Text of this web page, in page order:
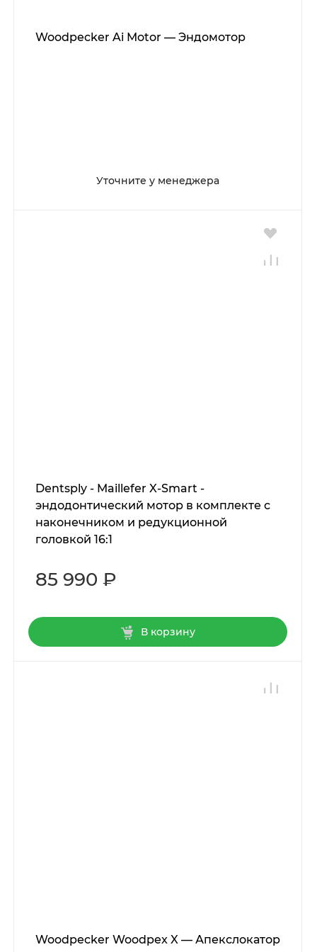
Woodpecker Ai Motor — Эндомотор
Уточните у менеджера
Dentsply - Maillefer X-Smart -
эндодонтический мотор в комплекте с
наконечником и редукционной
головкой 16:1
85 990 ₽
В корзину
Woodpecker Woodpex X — Апекслокатор